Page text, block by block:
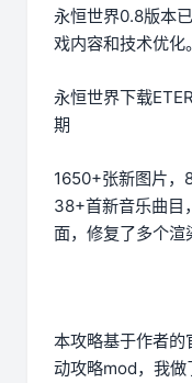
永恒世界0.8版本
戏内容和技术优化。
永恒世界下载
期
1650+张新图片，
38+首新音乐曲目
面，修复了多个渲
本攻略基于作者
动攻略mod，我做